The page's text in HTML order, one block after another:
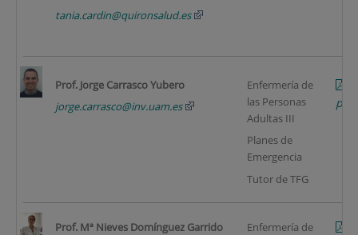
tania.cardin@quironsalud.es
Prof. Jorge Carrasco Yubero
jorge.carrasco@inv.uam.es
Enfermería de
las Personas
Adultas III
Planes de
Emergencia
Tutor de TFG
Prof. Mª Nieves Domínguez Garrido
Enfermería de